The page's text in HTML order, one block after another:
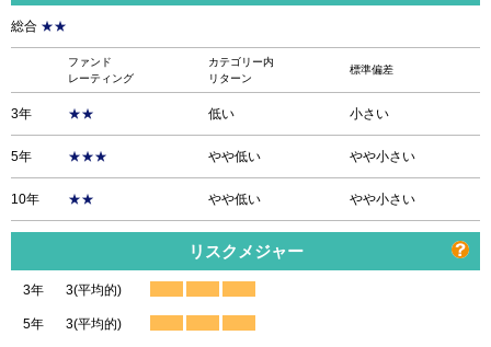
総合 ★★
ファンド
レーティング
カテゴリー内
リターン
標準偏差
3年 ★★ 低い 小さい
5年 ★★★ やや低い やや小さい
10年 ★★ やや低い やや小さい
リスクメジャー
3年
5年
3(平均的)
3(平均的)